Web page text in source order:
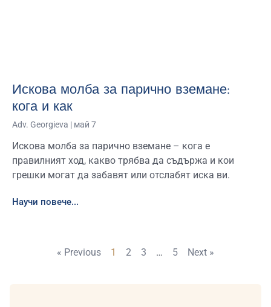
Искова молба за парично вземане:
кога и как
Adv. Georgieva май 7
Искова молба за парично вземане – кога е
правилният ход, какво трябва да съдържа и кои
грешки могат да забавят или отслабят иска ви.
Научи повече...
« Previous 1 2 3 … 5 Next »